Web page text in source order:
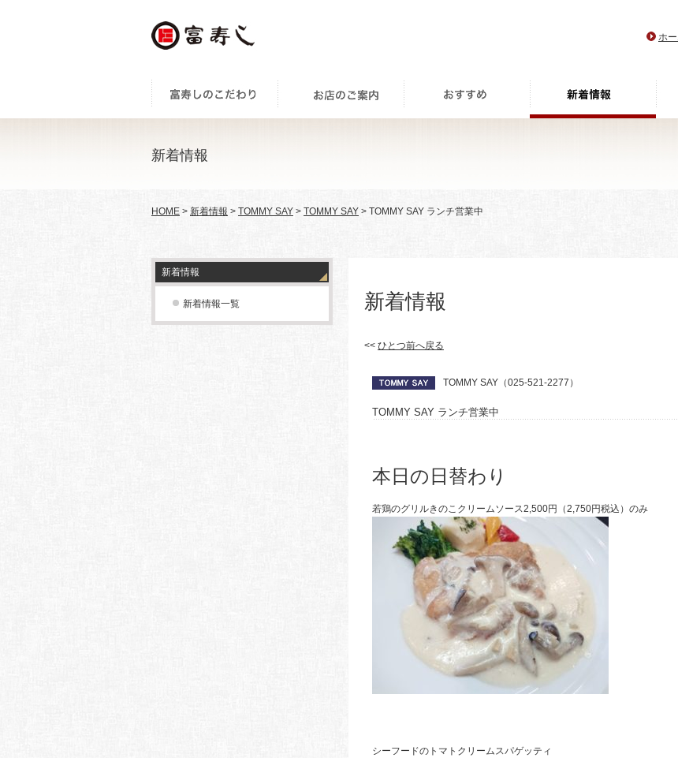
ホ
新着情報
HOME > 新着情報 > TOMMY SAY > TOMMY SAY > TOMMY SAY ランチ営業中
新着情報
新着情報一覧 新着情報
<< ひとつ前へ戻る
TOMMY SAY（025-521-2277）
TOMMY SAY ランチ営業中
本日の日替わり
若鶏のグリルきのこクリームソース2,500円（2,750円税込）のみ
シーフードのトマトクリームスパゲッティ